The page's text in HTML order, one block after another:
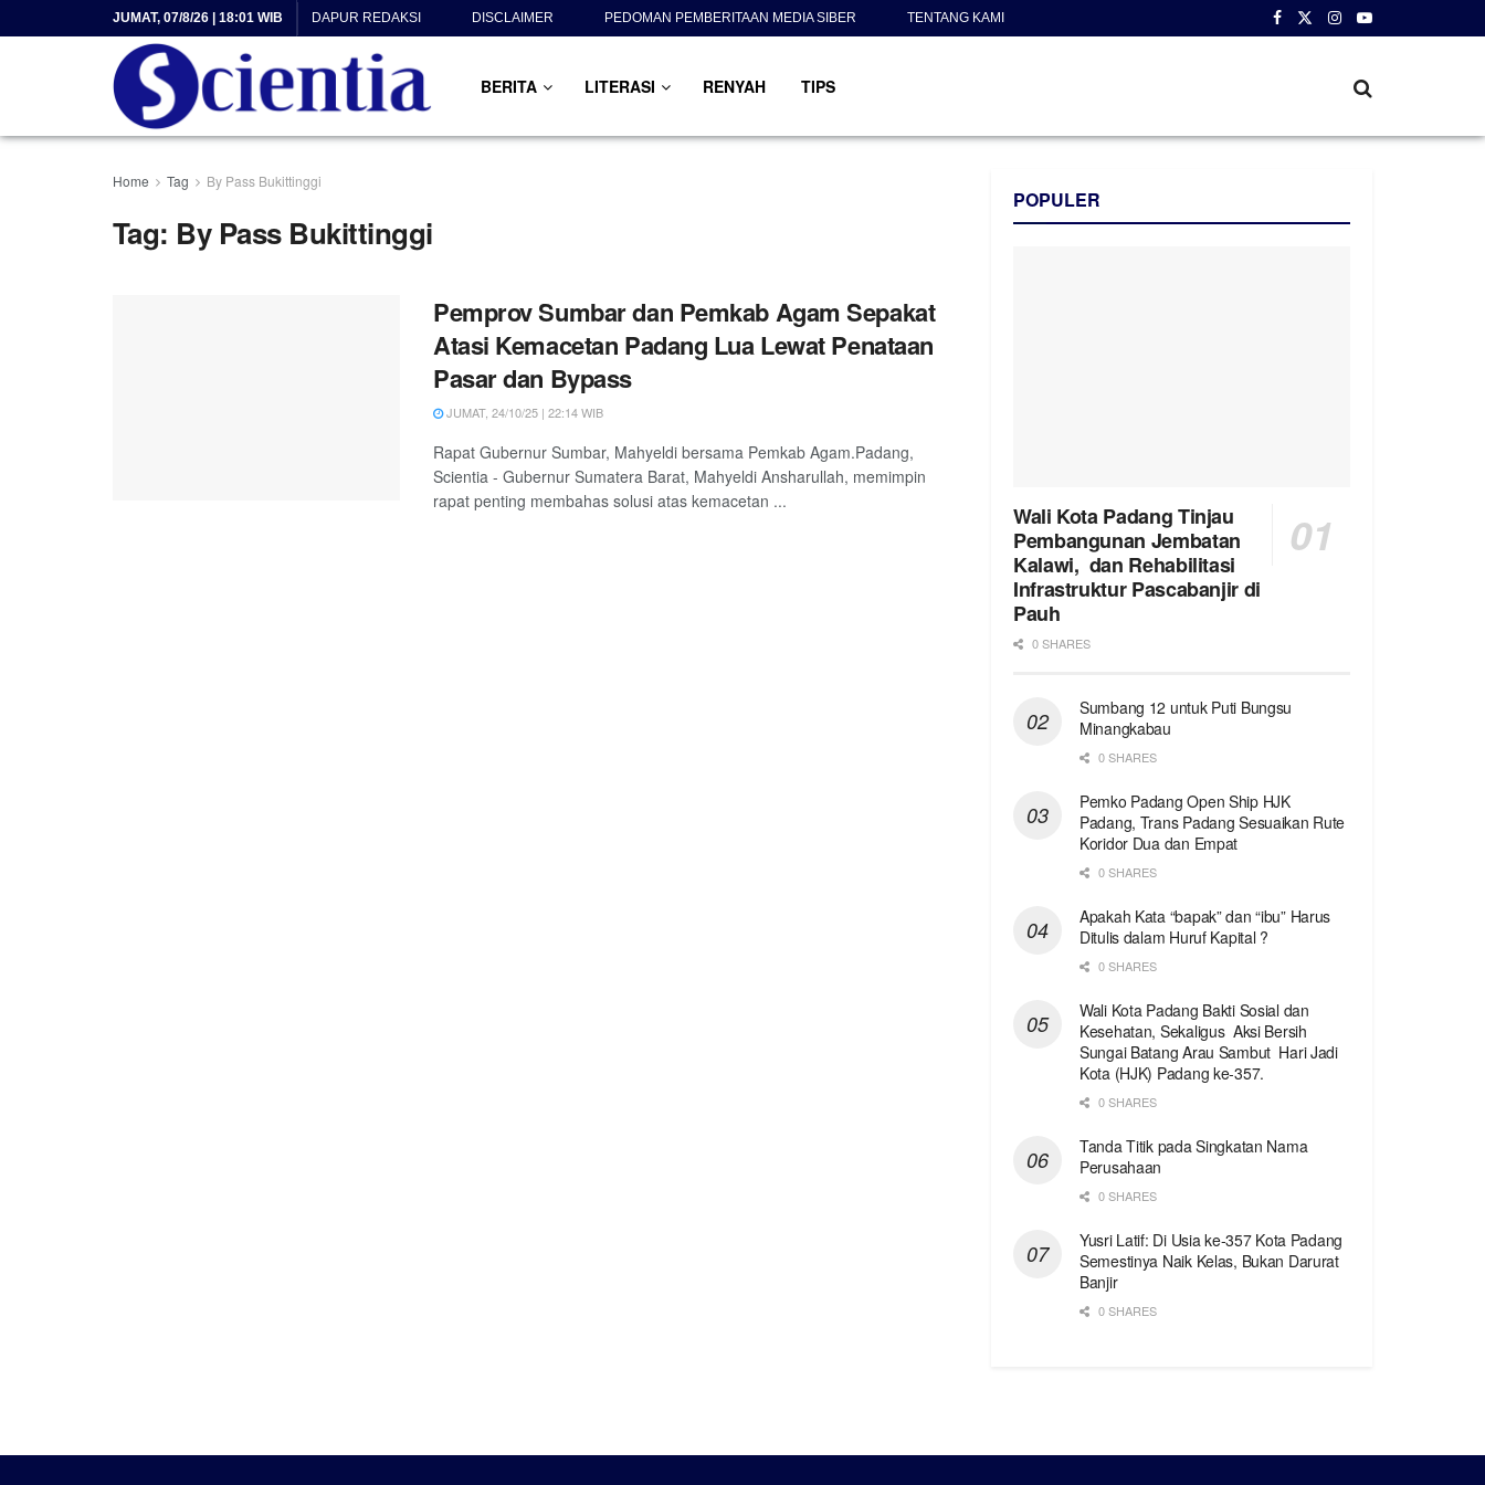
JUMAT, 07/8/26 | 18:01 WIB DAPUR REDAKSI DISCLAIMER PEDOMAN PEMBERITAAN MEDIA SIBER TENTANG KAMI
BERITA LITERASI RENYAH TIPS
Home Tag By Pass Bukittinggi
Tag: By Pass Bukittinggi
Pemprov Sumbar dan Pemkab Agam Sepakat
Atasi Kemacetan Padang Lua Lewat Penataan
Pasar dan Bypass
JUMAT, 24/10/25 | 22:14 WIB
Rapat Gubernur Sumbar, Mahyeldi bersama Pemkab Agam.Padang,
Scientia - Gubernur Sumatera Barat, Mahyeldi Ansharullah, memimpin
rapat penting membahas solusi atas kemacetan ...
POPULER
Wali Kota Padang Tinjau
Pembangunan Jembatan
Kalawi, dan Rehabilitasi
Infrastruktur Pascabanjir di
Pauh
0 SHARES
Sumbang 12 untuk Puti Bungsu
Minangkabau
0 SHARES
Pemko Padang Open Ship HJK
Padang, Trans Padang Sesuaikan Rute
Koridor Dua dan Empat
0 SHARES
Apakah Kata “bapak” dan “ibu” Harus
Ditulis dalam Huruf Kapital ?
0 SHARES
Wali Kota Padang Bakti Sosial dan
Kesehatan, Sekaligus Aksi Bersih
Sungai Batang Arau Sambut Hari Jadi
Kota (HJK) Padang ke-357.
0 SHARES
Tanda Titik pada Singkatan Nama
Perusahaan
0 SHARES
Yusri Latif: Di Usia ke-357 Kota Padang
Semestinya Naik Kelas, Bukan Darurat
Banjir
0 SHARES